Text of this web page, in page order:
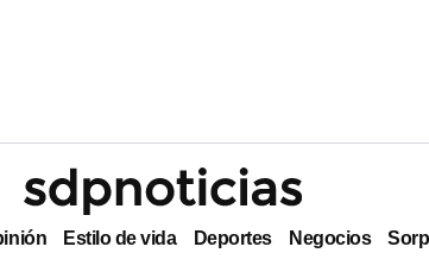
Estilo de vida Deportes Negocios